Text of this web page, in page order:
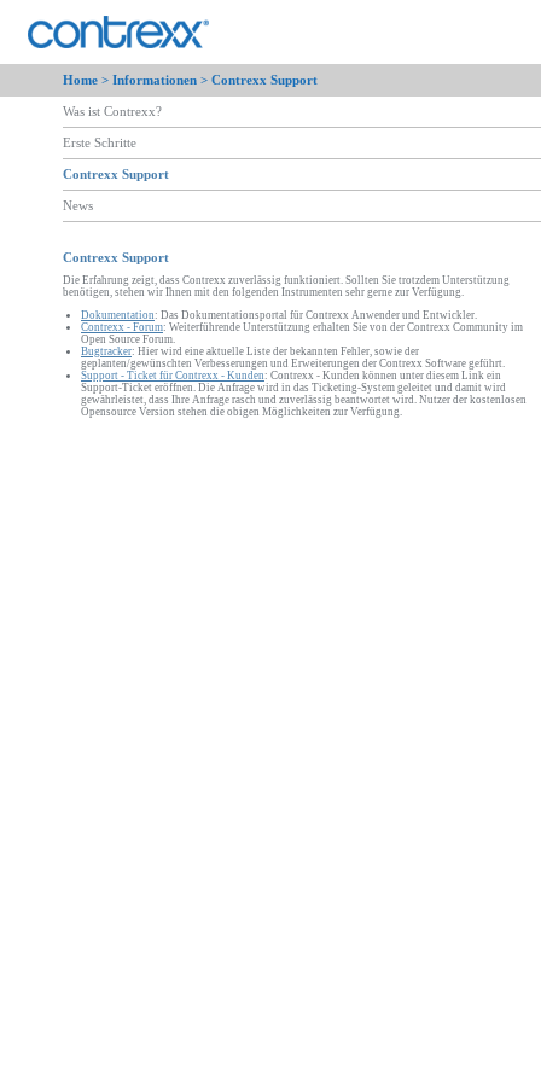
Home > Informationen > Contrexx Support
Was ist Contrexx?
Erste Schritte
Contrexx Support
News
Contrexx Support
Die Erfahrung zeigt, dass Contrexx zuverlässig funktioniert. Sollten Sie trotzdem Unterstützung
benötigen, stehen wir Ihnen mit den folgenden Instrumenten sehr gerne zur Verfügung.
Dokumentation : Das Dokumentationsportal für Contrexx Anwender und Entwickler.
Contrexx - Forum: Weiterführende Unterstützung erhalten Sie von der Contrexx Community im
Open Source Forum.
Bugtracker: Hier wird eine aktuelle Liste der bekannten Fehler, sowie der
geplanten/gewünschten Verbesserungen und Erweiterungen der Contrexx Software geführt.
Support - Ticket für Contrexx - Kunden : Contrexx - Kunden können unter diesem Link ein
Support-Ticket eröffnen. Die Anfrage wird in das Ticketing-System geleitet und damit wird
gewährleistet, dass Ihre Anfrage rasch und zuverlässig beantwortet wird. Nutzer der kostenlosen
Opensource Version stehen die obigen Möglichkeiten zur Verfügung.